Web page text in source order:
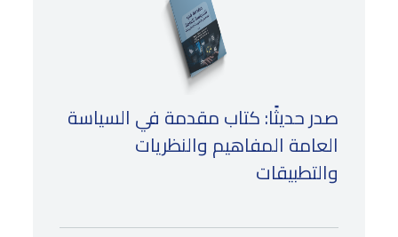
صدر حديثًا: كتاب مقدمة في السياسة
العامة المفاهيم والنظريات
والتطبيقات